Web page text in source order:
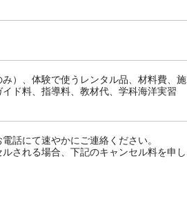
）、体験で使うレンタル品、材料費、施
ド料、指導料、教材代、学科海洋実習
話にて速やかにご連絡ください。
される場合、下記のキャンセル料を申し